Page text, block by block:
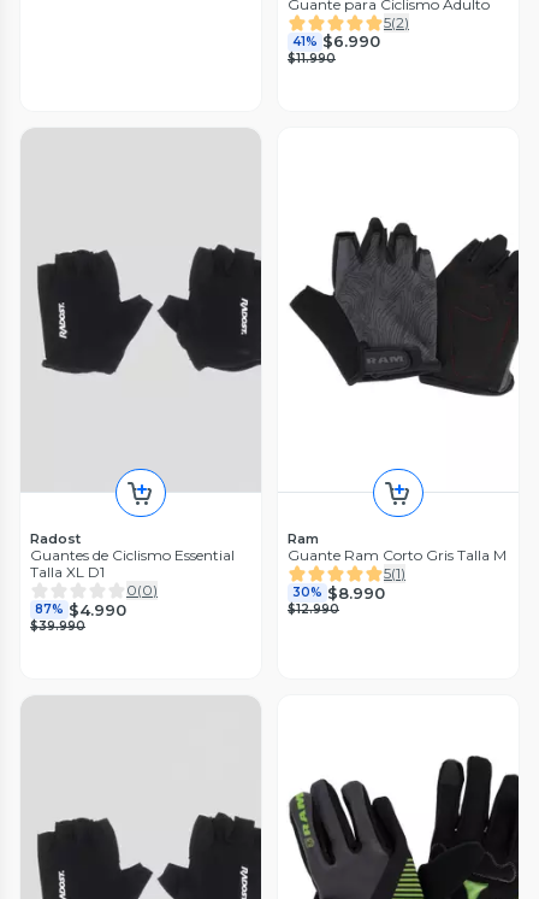
Guante para Ciclismo Adulto
5(2)
41% $6.990
$11.990
Radost
Guantes de Ciclismo Essential
Talla XL D1
0(0)
87% $4.990
$39.990
Ram
Guante Ram Corto Gris Talla M
5(1)
30% $8.990
$12.990